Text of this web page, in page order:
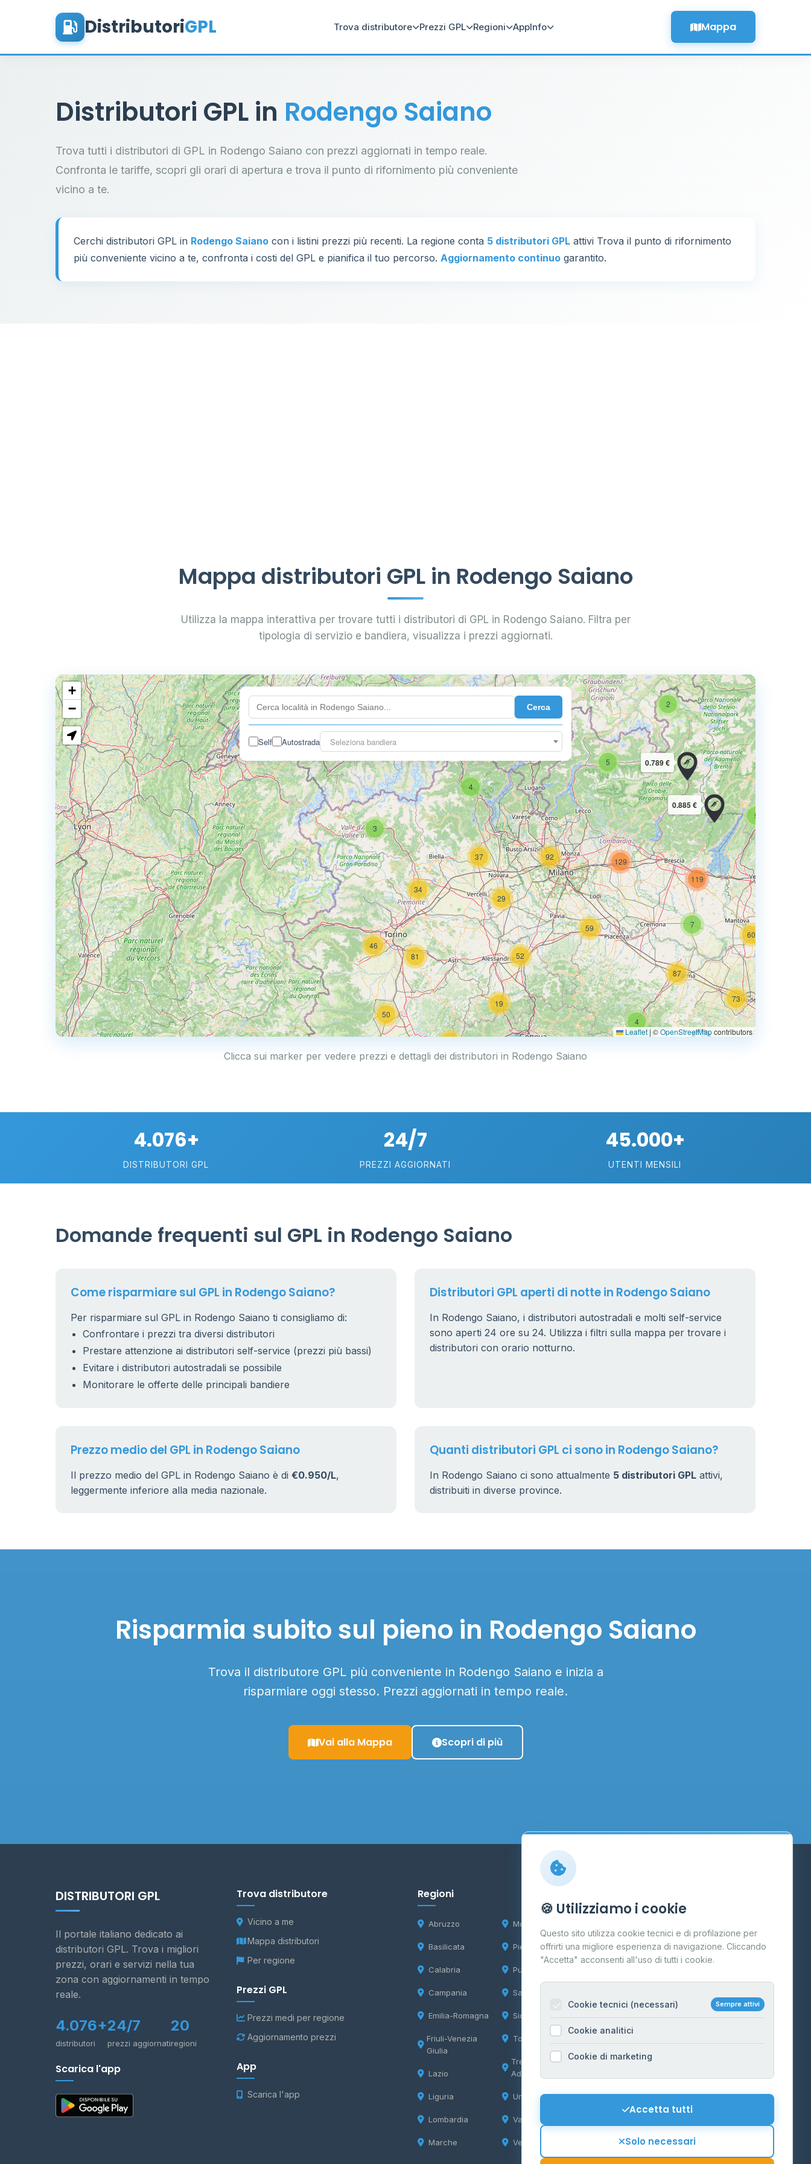
DistributoriGPL Trova distributore Prezzi GPL Regioni AppInfo Mappa
Distributori GPL in Rodengo Saiano
Trova tutti i distributori di GPL in Rodengo Saiano con prezzi aggiornati in tempo reale.
Confronta le tariffe, scopri gli orari di apertura e trova il punto di rifornimento più conveniente
vicino a te.
Cerchi distributori GPL in Rodengo Saiano con i listini prezzi più recenti. La regione conta 5 distributori GPL attivi Trova il punto di rifornimento
più conveniente vicino a te, confronta i costi del GPL e pianifica il tuo percorso. Aggiornamento continuo garantito.
Mappa distributori GPL in Rodengo Saiano
Utilizza la mappa interattiva per trovare tutti i distributori di GPL in Rodengo Saiano. Filtra per
tipologia di servizio e bandiera, visualizza i prezzi aggiornati.
Cerca
Self Autostrada Seleziona bandiera
34
3
37
2
46
50
29
19
52
81
5
4
87
4
5
92
59 7
129
119
60
73
21
0.885 €
0.789 €
0.769 €
+
−
Leaflet | ©OpenStreetMapcontributors
Clicca sui marker per vedere prezzi e dettagli dei distributori in Rodengo Saiano
4.076+
DISTRIBUTORI GPL
24/7
PREZZI AGGIORNATI
45.000+
UTENTI MENSILI
Domande frequenti sul GPL in Rodengo Saiano
Come risparmiare sul GPL in Rodengo Saiano?
Per risparmiare sul GPL in Rodengo Saiano ti consigliamo di:
Confrontare i prezzi tra diversi distributori
Prestare attenzione ai distributori self-service (prezzi più bassi)
Evitare i distributori autostradali se possibile
Monitorare le offerte delle principali bandiere
Distributori GPL aperti di notte in Rodengo Saiano
In Rodengo Saiano, i distributori autostradali e molti self-service
sono aperti 24 ore su 24. Utilizza i filtri sulla mappa per trovare i
distributori con orario notturno.
Prezzo medio del GPL in Rodengo Saiano
Il prezzo medio del GPL in Rodengo Saiano è di €0.950/L,
leggermente inferiore alla media nazionale.
Quanti distributori GPL ci sono in Rodengo Saiano?
In Rodengo Saiano ci sono attualmente 5 distributori GPL attivi,
distribuiti in diverse province.
Risparmia subito sul pieno in Rodengo Saiano
Trova il distributore GPL più conveniente in Rodengo Saiano e inizia a
risparmiare oggi stesso. Prezzi aggiornati in tempo reale.
Vai alla Mappa Scopri di più
DISTRIBUTORI GPL
Il portale italiano dedicato ai
distributori GPL. Trova i migliori
prezzi, orari e servizi nella tua
zona con aggiornamenti in tempo
reale.
4.076+
distributori
24/7
prezzi aggiornati
20
regioni
Scarica l'app
Trova distributore
Vicino a me
Mappa distributori
Per regione
Prezzi GPL
Prezzi medi per regione
Aggiornamento prezzi
App
Scarica l'app
Regioni
Abruzzo
Basilicata
Calabria
Campania
Emilia-Romagna
Friuli-Venezia
Giulia
Lazio
Liguria
Lombardia
Marche
Molise
Piemonte
Puglia
Sardegna
Sicilia
Toscana
Trentino-Alto
Adige
Umbria
Valle d'Aosta
Veneto
Contatti
Per gestori
Informazioni legali
Privacy Policy
Cookie Policy
Mappa del sito
Contattaci
🍪 Utilizziamo i cookie
Questo sito utilizza cookie tecnici e di profilazione per
offrirti una migliore esperienza di navigazione. Cliccando
"Accetta" acconsenti all'uso di tutti i cookie.
Cookie tecnici (necessari) Sempre attivi
Cookie analitici
Cookie di marketing
Accetta tutti
Solo necessari